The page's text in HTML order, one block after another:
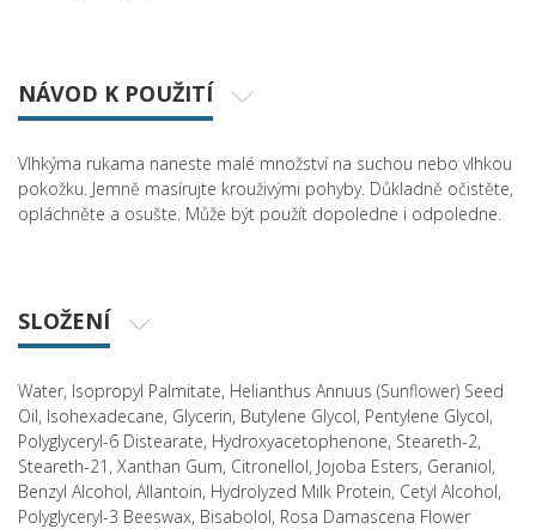
NÁVOD K POUŽITÍ
Vlhkýma rukama naneste malé množství na suchou nebo vlhkou
pokožku. Jemně masírujte krouživými pohyby. Důkladně očistěte,
opláchněte a osušte. Může být použít dopoledne i odpoledne.
SLOŽENÍ
Water, Isopropyl Palmitate, Helianthus Annuus (Sunflower) Seed
Oil, Isohexadecane, Glycerin, Butylene Glycol, Pentylene Glycol,
Polyglyceryl-6 Distearate, Hydroxyacetophenone, Steareth-2,
Steareth-21, Xanthan Gum, Citronellol, Jojoba Esters, Geraniol,
Benzyl Alcohol, Allantoin, Hydrolyzed Milk Protein, Cetyl Alcohol,
Polyglyceryl-3 Beeswax, Bisabolol, Rosa Damascena Flower